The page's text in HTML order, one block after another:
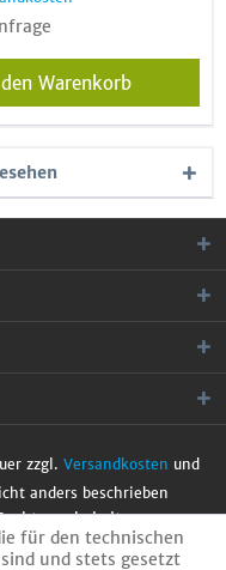
Warenkorb
zzgl. Versandkosten und
anders beschrieben
vorbehalten.
für den technischen
und stets gesetzt